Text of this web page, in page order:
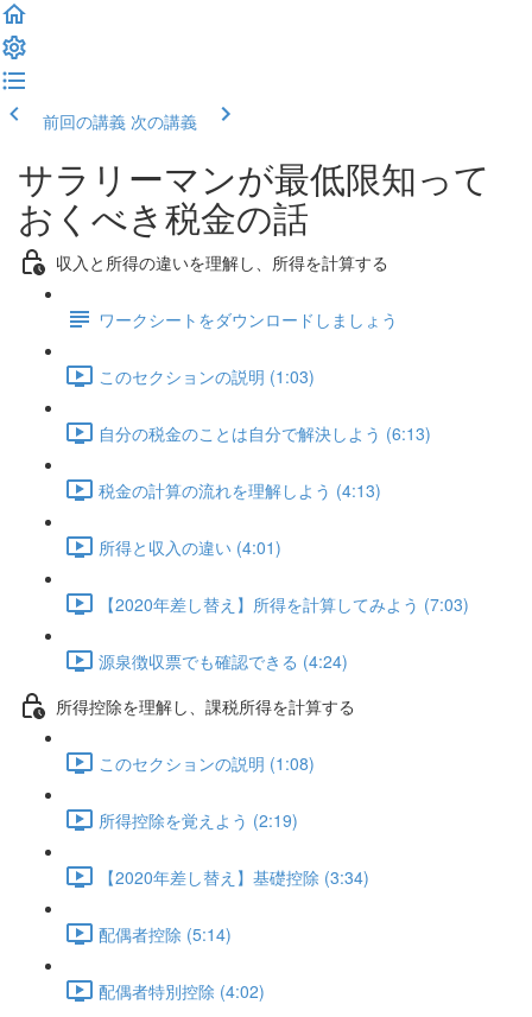
前回の講義 次の講義
サラリーマンが最低限知って
おくべき税金の話
収入と所得の違いを理解し、所得を計算する
ワークシートをダウンロードしましょう
このセクションの説明 (1:03)
自分の税金のことは自分で解決しよう (6:13)
税金の計算の流れを理解しよう (4:13)
所得と収入の違い (4:01)
【2020年差し替え】所得を計算してみよう (7:03)
源泉徴収票でも確認できる (4:24)
所得控除を理解し、課税所得を計算する
このセクションの説明 (1:08)
所得控除を覚えよう (2:19)
【2020年差し替え】基礎控除 (3:34)
配偶者控除 (5:14)
配偶者特別控除 (4:02)